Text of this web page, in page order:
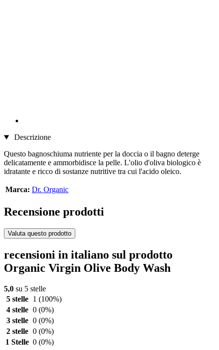
Descrizione
Questo bagnoschiuma nutriente per la doccia o il bagno deterge
delicatamente e ammorbidisce la pelle. L'olio d'oliva biologico è
idratante e ricco di sostanze nutritive tra cui l'acido oleico.
Marca: Dr. Organic
Recensione prodotti
Valuta questo prodotto
recensioni in italiano sul prodotto
Organic Virgin Olive Body Wash
5,0 su 5 stelle
5 stelle
1 (100%)
4 stelle 0 (0%)
3 stelle 0 (0%)
2 stelle 0 (0%)
1 Stelle 0 (0%)